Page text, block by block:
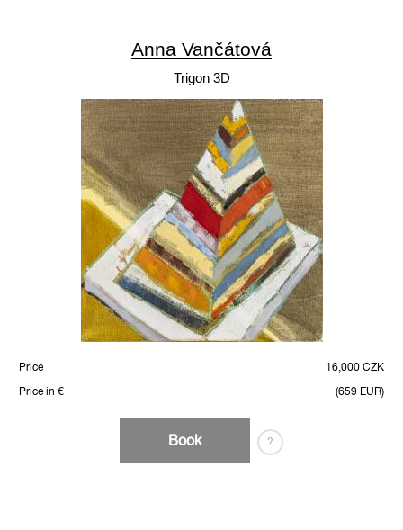
Anna Vančátová
Trigon 3D
Price
16,000 CZK
Price in €
(659 EUR)
Book ?